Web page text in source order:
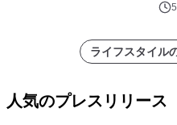
ライフスタイル
人気のプレスリリース